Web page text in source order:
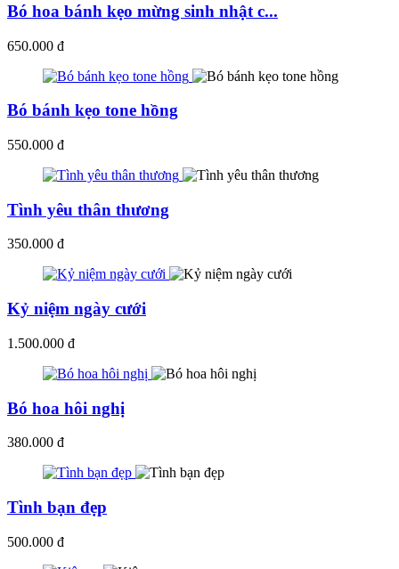
Bó hoa bánh kẹo mừng sinh nhật c...
650.000 đ
Bó bánh kẹo tone hồng
550.000 đ
Tình yêu thân thương
350.000 đ
Kỷ niệm ngày cưới
1.500.000 đ
Bó hoa hôi nghị
380.000 đ
Tình bạn đẹp
500.000 đ